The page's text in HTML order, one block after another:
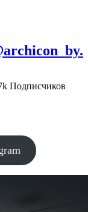
Подписчиков